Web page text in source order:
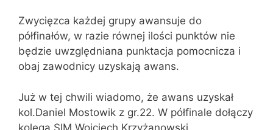
Zwycięzca każdej grupy awansuje do
półfinałów, w razie równej ilości punktów nie
będzie uwzględniana punktacja pomocnicza i
obaj zawodnicy uzyskają awans.
Już w tej chwili wiadomo, że awans uzyskał
kol.Daniel Mostowik z gr.22. W półfinale dołączy
kolega SIM Wojciech Krzyżanowski.